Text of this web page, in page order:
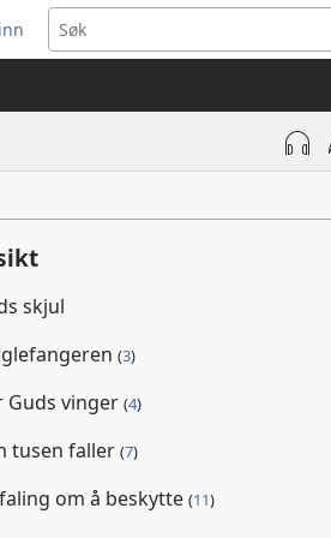
skjul
(3)
vinger (4)
tusen faller (7)
om å beskytte (11)